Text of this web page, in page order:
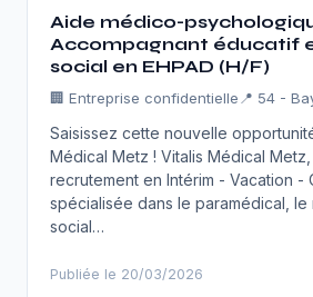
Aide médico-
Accompagnant éducatif
social en EHPAD (H/F)
🏢 Entreprise confidentielle 📍 54 -
Saisissez cette nouvelle
Médical Metz ! Vitalis Médical
recrutement en Intérim - Vacation -
spécialisée dans le paramédical, le
social…
Publiée le 20/03/2026